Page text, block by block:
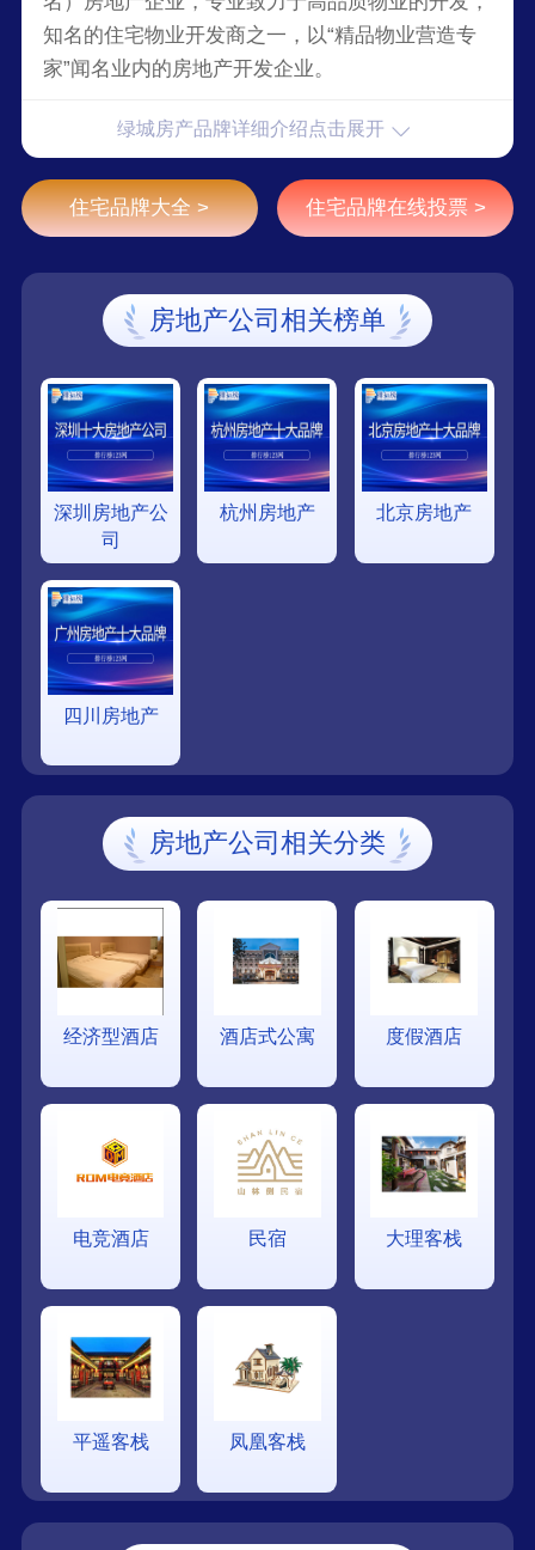
知名的住宅物业开发商之一，以“精品物业营造专
家”闻名业内的房地产开发企业。
绿城房产品牌详细介绍点击展开
住宅品牌大全 > 住宅品牌在线投票 >
房地产公司相关榜单
深圳房地产公
司
杭州房地产 北京房地产
四川房地产
房地产公司相关分类
经济型酒店 酒店式公寓 度假酒店
电竞酒店 民宿 大理客栈
平遥客栈 凤凰客栈